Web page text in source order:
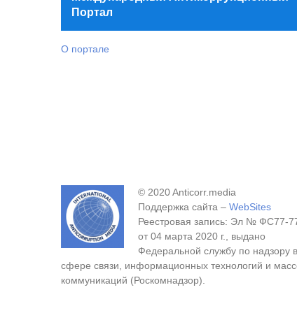
Портал
О портале
© 2020 Anticorr.media
Поддержка сайта – WebSites
Реестровая запись: Эл № ФС77-
от 04 марта 2020 г., выдано
Федеральной службу по надзору в
сфере связи, информационных технологий и
коммуникаций (Роскомнадзор).